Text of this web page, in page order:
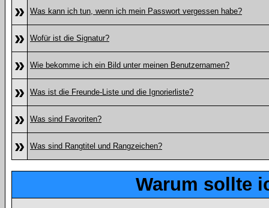
» Was kann ich tun, wenn ich mein Passwort vergessen habe?
» Wofür ist die Signatur?
» Wie bekomme ich ein Bild unter meinen Benutzernamen?
» Was ist die Freunde-Liste und die Ignorierliste?
» Was sind Favoriten?
» Was sind Rangtitel und Rangzeichen?
Warum sollte